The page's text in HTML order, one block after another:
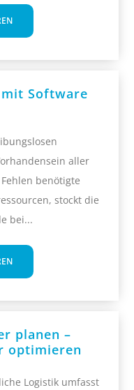
Software
aller
benötigte
stockt die
bei...
planen –
optimieren
Logistik umfasst